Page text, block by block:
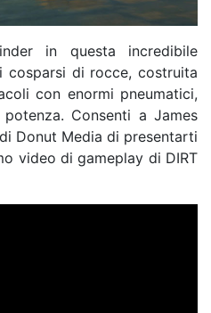
in questa incredibile
cosparsi di rocce, costruita
con enormi pneumatici,
Consenti a James
Donut Media di presentarti
video di gameplay di DIRT